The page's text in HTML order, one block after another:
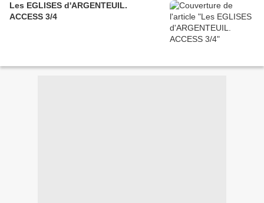
Les EGLISES d'ARGENTEUIL.
ACCESS 3/4